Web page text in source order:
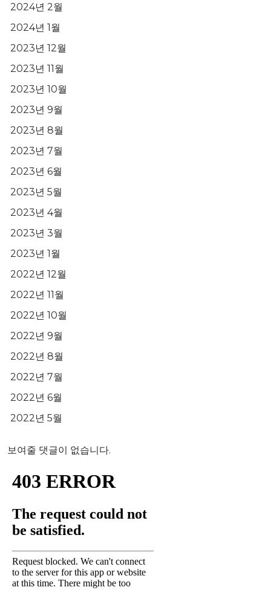
2024년 2월
2024년 1월
2023년 12월
2023년 11월
2023년 10월
2023년 9월
2023년 8월
2023년 7월
2023년 6월
2023년 5월
2023년 4월
2023년 3월
2023년 1월
2022년 12월
2022년 11월
2022년 10월
2022년 9월
2022년 8월
2022년 7월
2022년 6월
2022년 5월
보여줄 댓글이 없습니다.